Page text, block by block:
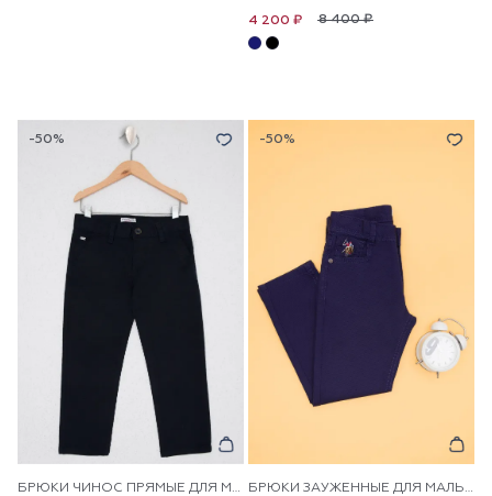
8 400 ₽
4 200 ₽
-50%
БРЮКИ ЧИНОС ПРЯМЫЕ ДЛЯ МАЛЬЧИКОВ
-50%
БРЮКИ ЗАУЖЕННЫЕ ДЛЯ МАЛЬЧИКОВ